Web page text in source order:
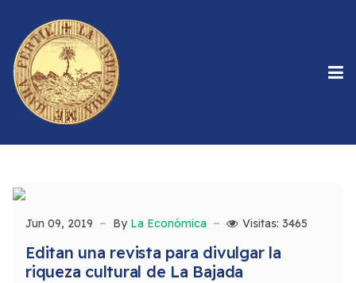
Jun 09, 2019 By La Económica Visitas: 3465
Editan una revista para divulgar la
riqueza cultural de La Bajada